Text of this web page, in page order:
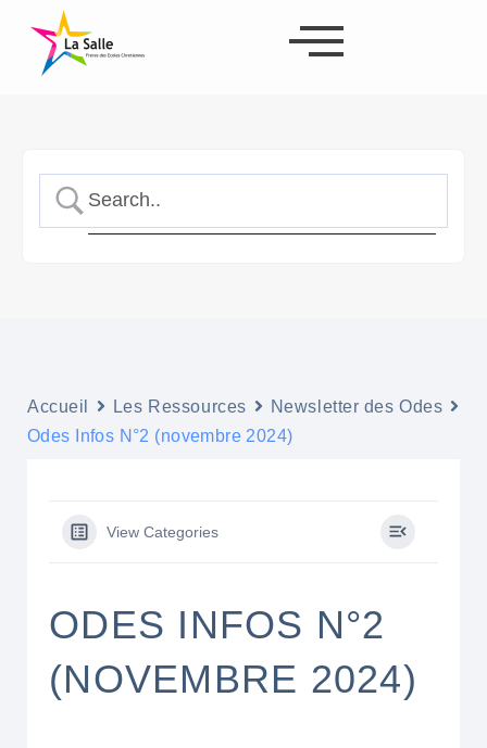
Accueil Les Ressources
Newsletter des Odes
Odes Infos N°2 (novembre 2024)
View Categories
ODES INFOS N°2
(NOVEMBRE 2024)